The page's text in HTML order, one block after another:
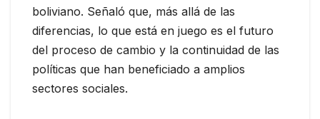
boliviano. Señaló que, más allá de las
diferencias, lo que está en juego es el futuro
del proceso de cambio y la continuidad de las
políticas que han beneficiado a amplios
sectores sociales.